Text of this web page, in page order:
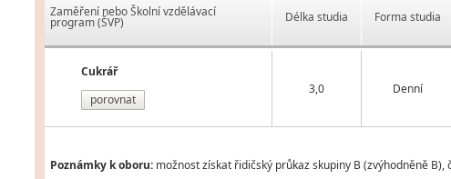
Zaměření nebo Školní vzdělávací
program (ŠVP)
Cukrář
porovnat
Délka studia Forma studia
3,0 Denní
Poznámky k oboru: možnost získat řidičský průkaz skupiny B (zvýhodněně